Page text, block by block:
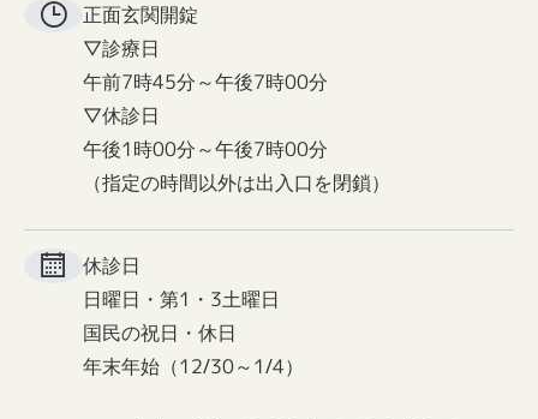
正面玄関開錠
▽診療日
午前7時45分～午後7時00分
▽休診日
午後1時00分～午後7時00分
（指定の時間以外は出入口を閉鎖）
休診日
日曜日・第1・3土曜日
国民の祝日・休日
年末年始（12/30～1/4）